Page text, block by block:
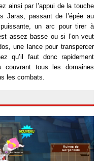
ainsi par l’appui de la touche
Jaras, passant de l’épée au
un arc pour tirer à
assez basse ou si l’on veut
une lance pour transpercer
qu’il faut donc rapidement
couvrant tous les domaines
les combats.